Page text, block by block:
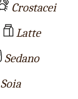
Crostacei
Latte
Sedano
Soia